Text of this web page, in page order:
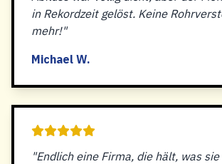
in Rekordzeit gelöst. Keine
mehr!"
Michael W.
"Endlich eine Firma, die hält, was